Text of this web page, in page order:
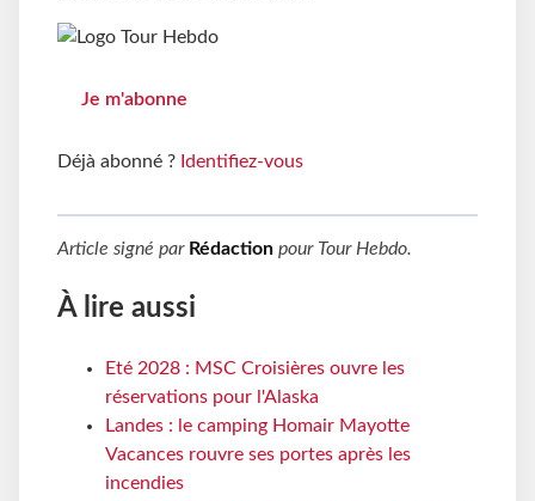
Je m'abonne
Déjà abonné ? Identifiez-vous
Article signé par Rédaction pour Tour Hebdo.
À lire aussi
Eté 2028 : MSC Croisières ouvre les
réservations pour l'Alaska
Landes : le camping Homair Mayotte
Vacances rouvre ses portes après les
incendies